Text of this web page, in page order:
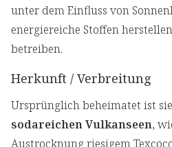
unter dem Einfluss von
energiereiche Stoffen
betreiben.
Herkunft / Verbreitung
Ursprünglich beheimatet ist
sodareichen Vulkanseen,
Austrocknung riesigem